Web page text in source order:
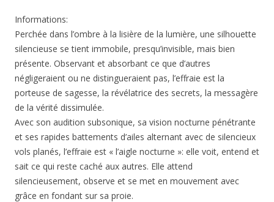
Informations:
Perchée dans l’ombre à la lisière de la lumière, une silhouette
silencieuse se tient immobile, presqu’invisible, mais bien
présente. Observant et absorbant ce que d’autres
négligeraient ou ne distingueraient pas, l’effraie est la
porteuse de sagesse, la révélatrice des secrets, la messagère
de la vérité dissimulée.
Avec son audition subsonique, sa vision nocturne pénétrante
et ses rapides battements d’ailes alternant avec de silencieux
vols planés, l’effraie est « l’aigle nocturne »: elle voit, entend et
sait ce qui reste caché aux autres. Elle attend
silencieusement, observe et se met en mouvement avec
grâce en fondant sur sa proie.